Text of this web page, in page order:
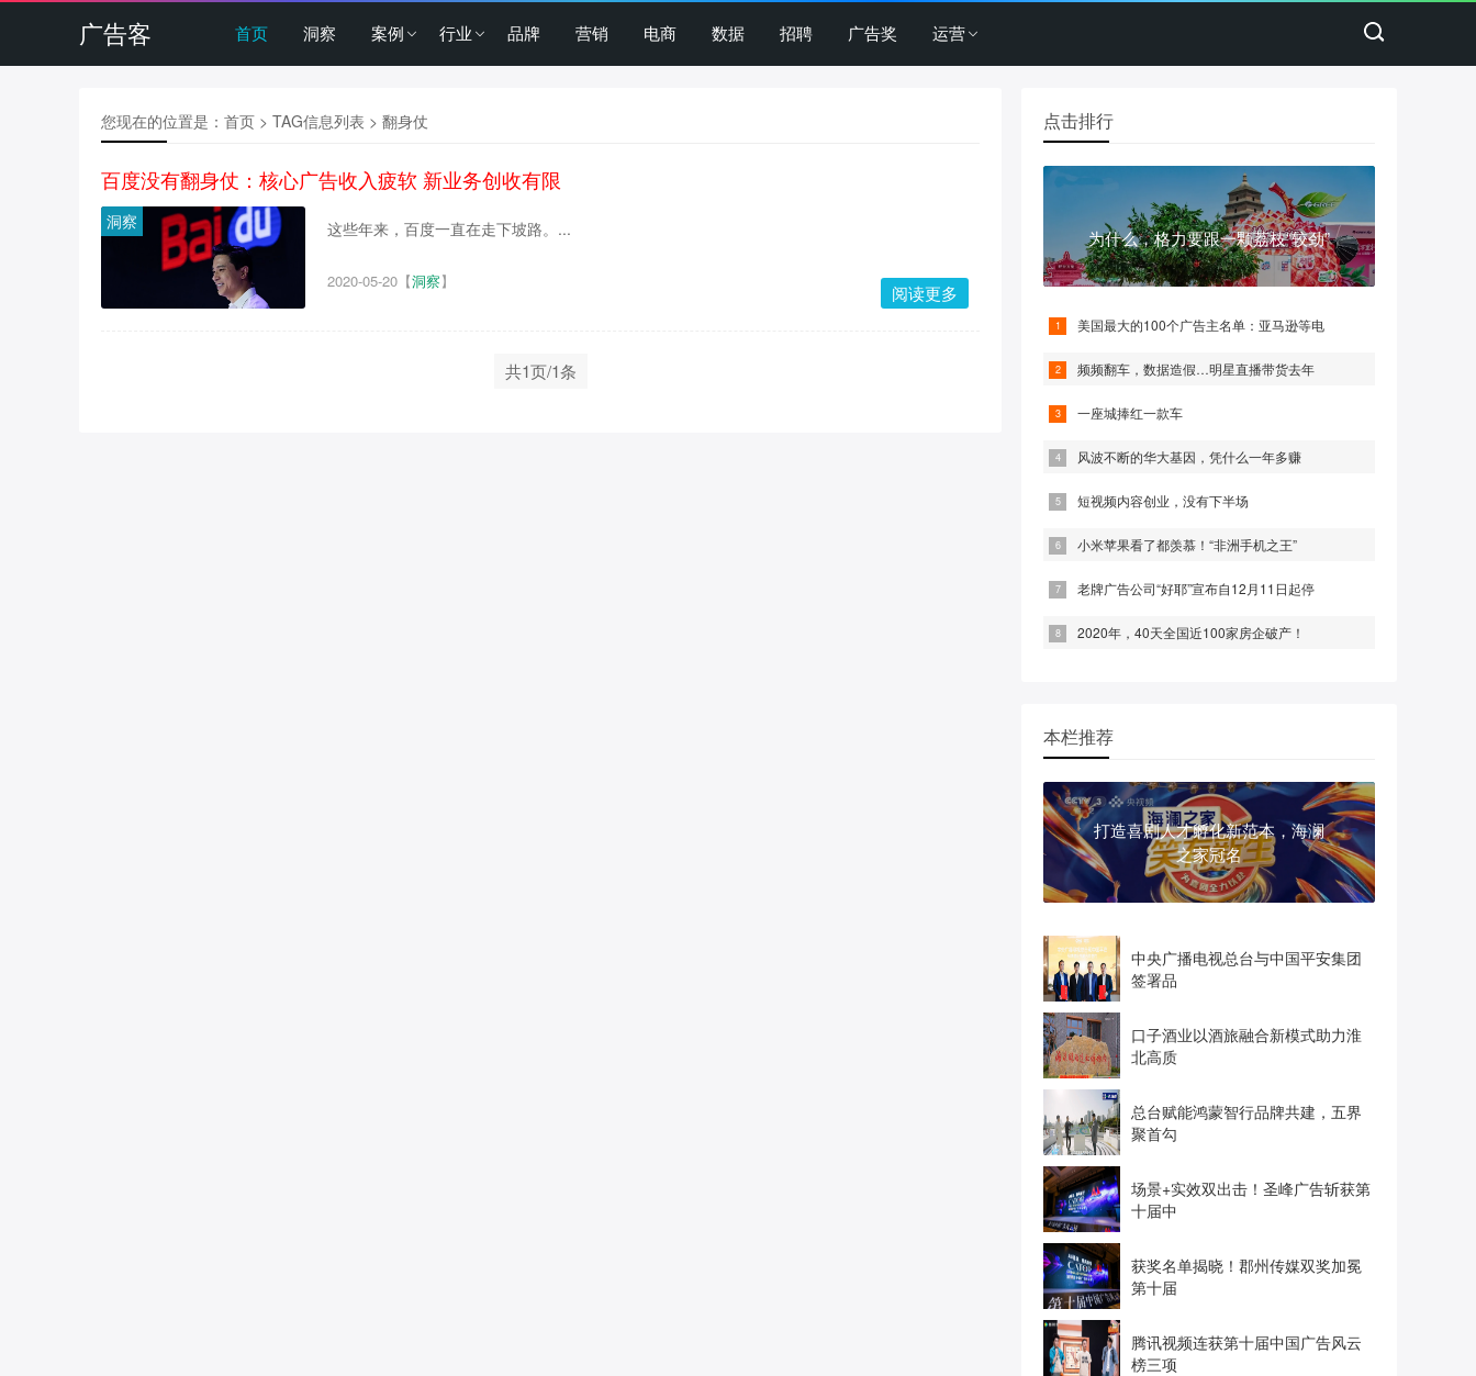
广告客 首页 洞察 案例 行业 品牌 营销 电商 数据 招聘 广告奖 运营
您现在的位置是： 首页 > TAG信息列表 > 翻身仗
百度没有翻身仗：核心广告收入疲软 新业务创收有限
洞察 这些年来，百度一直在走下坡路。...
2020-05-20【洞察】
阅读更多
共1页/1条
点击排行
为什么，格力要跟一颗荔枝“较劲”
美国最大的100个广告主名单：亚马逊等电
频频翻车，数据造假…明星直播带货去年
一座城捧红一款车
风波不断的华大基因，凭什么一年多赚
短视频内容创业，没有下半场
小米苹果看了都羡慕！“非洲手机之王”
老牌广告公司“好耶”宣布自12月11日起停
2020年，40天全国近100家房企破产！
本栏推荐
打造喜剧人才孵化新范本，海澜
之家冠名
中央广播电视总台与中国平安集团
签署品
口子酒业以酒旅融合新模式助力淮
北高质
总台赋能鸿蒙智行品牌共建，五界
聚首勾
场景+实效双出击！圣峰广告斩获第
十届中
获奖名单揭晓！郡州传媒双奖加冕
第十届
腾讯视频连获第十届中国广告风云
榜三项